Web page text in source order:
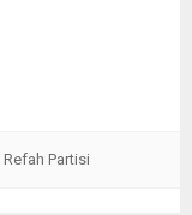
Partisi